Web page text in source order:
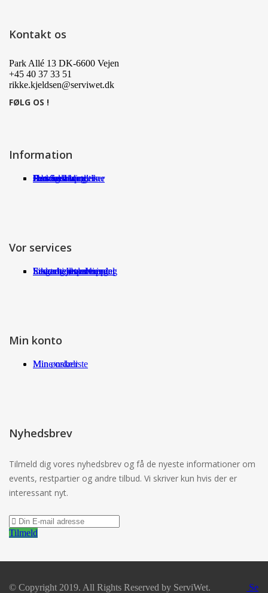
Kontakt os
Park Allé 13 DK-6600 Vejen
+45 40 37 33 51
rikke.kjeldsen@serviwet.dk
FØLG OS !
Information
Om Serviwet
Serviwet blog
Forhandlere
Persondatapolitik
Handelsbetingelser
Det siger kunderne
Jobs
Vor services
Fragt og returneringer
Sikkerhed ved handel
International shopping
Samarbejdspartnere
Leverandørservice
Min konto
Min ønskeliste
Mine ordrer
Nyhedsbrev
Tilmeld dig vores nyhedsbrev og få de nyeste informationer om
events, restpartier og andre tilbud. Vi skriver kun hvis der er
interessant nyt.
Tilmeld
© Copyright 2019. All Rights Reserved by ServiWet.
Se